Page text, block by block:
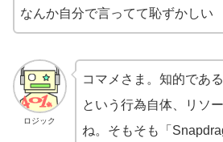
なんか自分で言ってて恥ずかしい
ロジック
コマメさま。知的であ
という行為自体、リソ
ね。そもそも「